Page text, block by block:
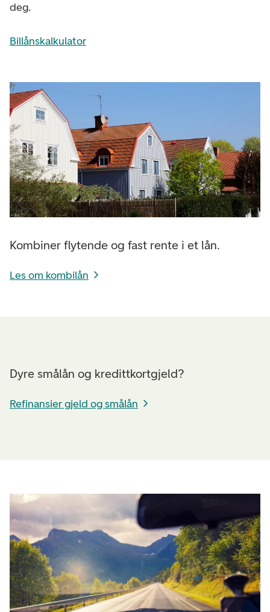
deg.
Billånskalkulator
Kombiner flytende og fast rente i et lån.
Les om kombilån
Dyre smålån og kredittkortgjeld?
Refinansier gjeld og smålån